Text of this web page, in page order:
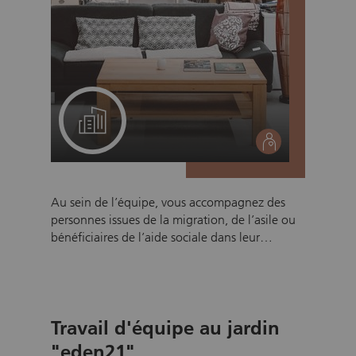
Un projet pour votre équipe
social
Au sein de l’équipe, vous accompagnez des
personnes issues de la migration, de l’asile ou
bénéficiaires de l’aide sociale dans leur
» de Berne, Bienne et Münsingen, les
personnes disposant d’un budget limité
Travail d'équipe au jardin
"eden21"